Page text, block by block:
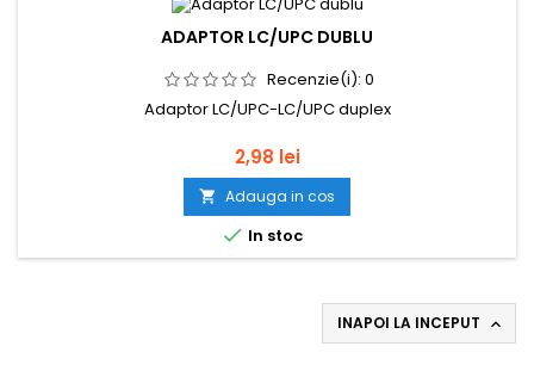
ADAPTOR LC/UPC DUBLU
Recenzie(i): 0
Adaptor LC/UPC-LC/UPC duplex
Pret
2,98 lei
 Adauga in cos
 In stoc
INAPOI LA INCEPUT 